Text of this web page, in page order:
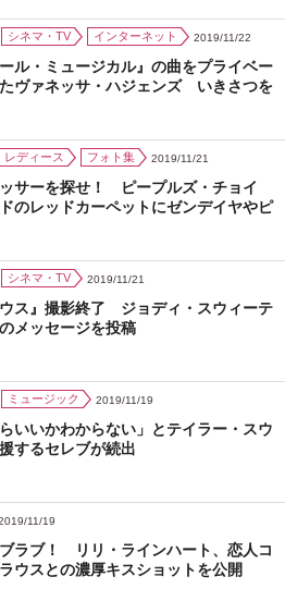
シネマ・TV インターネット 2019/11/22
ール・ミュージカル』の曲をプライベー
たヴァネッサ・ハジェンズ いきさつを
レディース フォト集 2019/11/21
サーを探せ！ ピープルズ・チョイ
のレッドカーペットにゼンデイヤやピ
シネマ・TV 2019/11/21
ウス』撮影終了 ジョディ・スウィーテ
メッセージを投稿
ミュージック 2019/11/19
らいいかわからない」とテイラー・スウ
するセレブが続出
11/19
ラブ！ リリ・ラインハート、恋人コ
ウスとの濃厚キスショットを公開